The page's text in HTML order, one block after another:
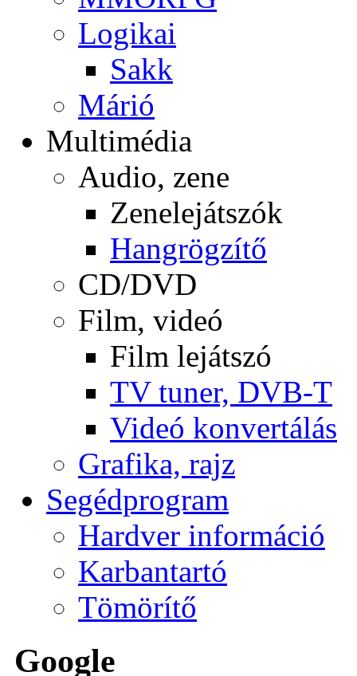
Logikai
Sakk
Márió
Multimédia
Audio, zene
Zenelejátszók
Hangrögzítő
CD/DVD
Film, videó
Film lejátszó
TV tuner, DVB-T
Videó konvertálás
Grafika, rajz
Segédprogram
Hardver információ
Karbantartó
Tömörítő
Google